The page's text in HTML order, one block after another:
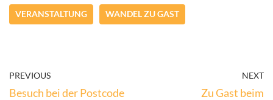
VERANSTALTUNG WANDEL ZU GAST
PREVIOUS
Besuch bei der Postcode
NEXT
Zu Gast beim